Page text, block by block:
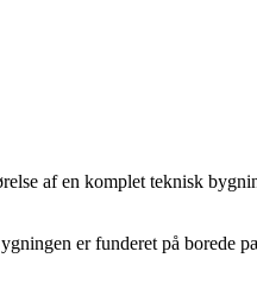
af en komplet teknisk
er funderet på borede